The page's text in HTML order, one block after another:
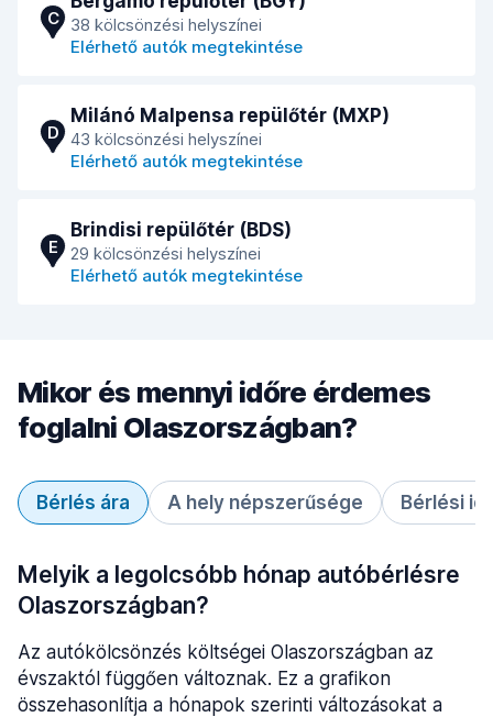
C
38 kölcsönzési helyszínei
Elérhető autók megtekintése
D
Milánó Malpensa repülőtér (MXP)
43 kölcsönzési helyszínei
Elérhető autók megtekintése
E
Brindisi repülőtér (BDS)
29 kölcsönzési helyszínei
Elérhető autók megtekintése
Mikor és mennyi időre érdemes
foglalni Olaszországban?
Bérlés ára A hely népszerűsége Bérlési
Melyik a legolcsóbb hónap autóbérlésre
Olaszországban?
Az autókölcsönzés költségei Olaszországban az
évszaktól függően változnak. Ez a grafikon
összehasonlítja a hónapok szerinti változásokat a